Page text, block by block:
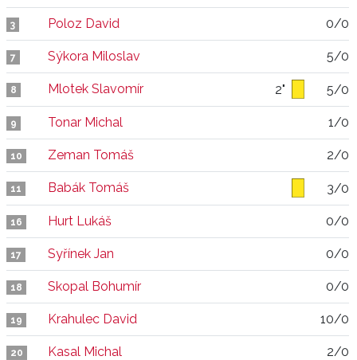
3 Poloz David 0/0
7 Sýkora Miloslav 5/0
8 Mlotek Slavomír 2" 5/0
9 Tonar Michal 1/0
10 Zeman Tomáš 2/0
11 Babák Tomáš 3/0
16 Hurt Lukáš 0/0
17 Syřínek Jan 0/0
18 Skopal Bohumír 0/0
19 Krahulec David 10/0
20 Kasal Michal 2/0